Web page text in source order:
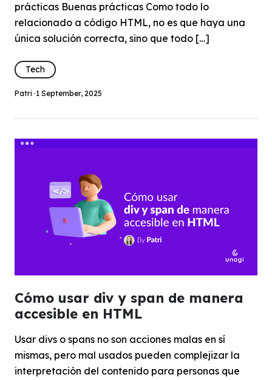
prácticas Buenas prácticas Como todo lo
relacionado a código HTML, no es que haya una
única solución correcta, sino que todo […]
Tech
Patri ·1 September, 2025
Cómo usar div y span de manera
accesible en HTML
Usar divs o spans no son acciones malas en sí
mismas, pero mal usados pueden complejizar la
interpretación del contenido para personas que